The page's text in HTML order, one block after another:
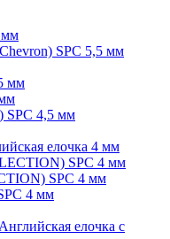
мм
SPC 5,5 мм
мм
SPC 4,5 мм
елочка 4 мм
SPC 4 мм
SPC 4 мм
4 мм
елочка с